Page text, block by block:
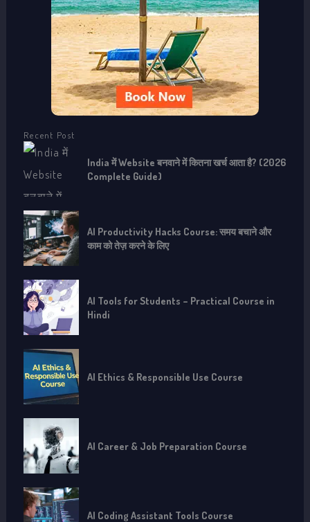
Recent Post
India में Website बनवाने में कितना खर्च आता है? (2026
Complete Guide)
AI Productivity Hacks Course: समय बचाने और
काम को तेज़ करने के लिए
AI Tools for Students – Practical Course in
Hindi
AI Ethics & Responsible Use Course
AI Career & Job Preparation Course
AI Coding Assistant Tools Course